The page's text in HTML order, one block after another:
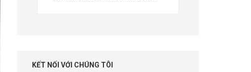
KẾT NỐI VỚI CHÚNG TÔI